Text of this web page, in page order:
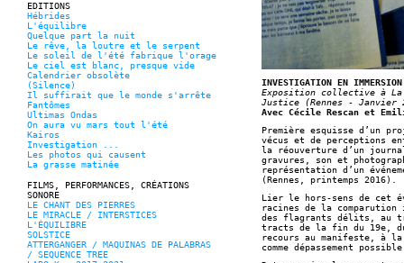
EDITIONS
Hébrides
L'équilibre
Quelque part la nuit
Le rêve, la loutre et le serpent
Le soleil de l'été fabrique l'orage
Le ciel est blanc, presque vide
Calendrier obsolète
(Silence)
Il suffirait que le monde s'arrête
Fantômes
Ultimas Ondas
On aura vu mars tout l'été
Kairos
Investigation ...
Les photos qui causent
La grasse matinée
FILMS, PERFORMANCES, CRÉATIONS
SONORE
LE CHANT DES PIERRES
LE MIRACLE / INTERSTICES
L'ÉQUILIBRE
SOLSTICE
ATTERGANGER / MAQUINAS DE PALABRAS
/ SEQUENCE TREE
INVESTIGATION EN
Exposition collective à La
Justice (Rennes - Janvier
Avec Cécile Rescan et
Première esquisse d’un
vécus et de perceptions
la réouverture d’un
gravures, son et
représentation d’un
(Rennes, printemps 2016).
Lier le hors-sens de cet
racines de la comparution
des flagrants délits, au
tracts de la fin du 19e,
recours au manifeste, à
comme dépassement